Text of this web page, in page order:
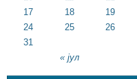
« јул
17
18 19
24
25 26
31